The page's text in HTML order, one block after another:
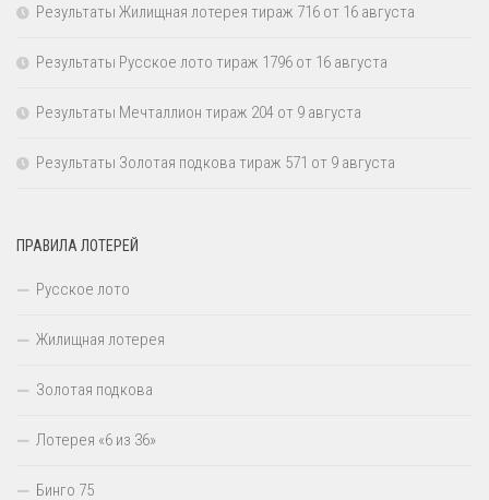
Результаты Жилищная лотерея тираж 716 от 16 августа
Результаты Русское лото тираж 1796 от 16 августа
Результаты Мечталлион тираж 204 от 9 августа
Результаты Золотая подкова тираж 571 от 9 августа
ПРАВИЛА ЛОТЕРЕЙ
Русское лото
Жилищная лотерея
Золотая подкова
Лотерея «6 из 36»
Бинго 75